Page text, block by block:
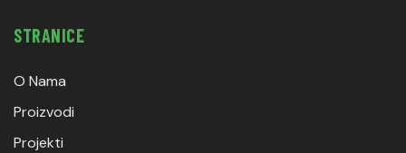
STRANICE
O Nama
Proizvodi
Projekti